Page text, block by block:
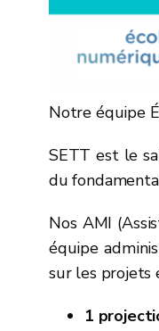
Notre équipe
SETT est le
du
Nos AMI
équipe
sur les projets
1